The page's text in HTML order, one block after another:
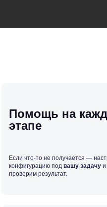
Помощь на
этапе
Если что‑то не получается —
конфигурацию под вашу задачу и
проверим результат.